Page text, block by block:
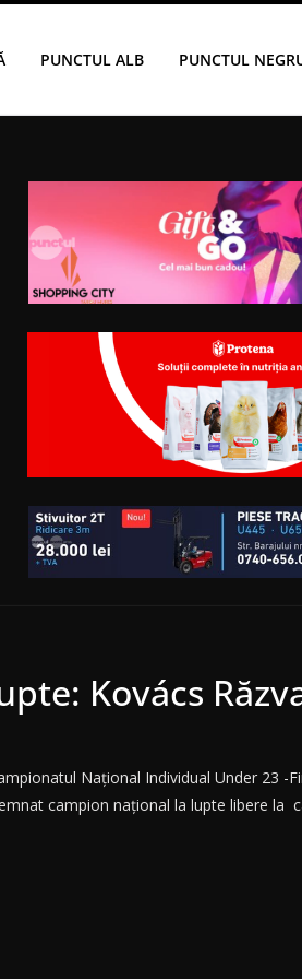
PUNCTUL ALB PUNCTUL
Kovács
Naţional Individual Under 23 -
campion naţional la lupte libere la